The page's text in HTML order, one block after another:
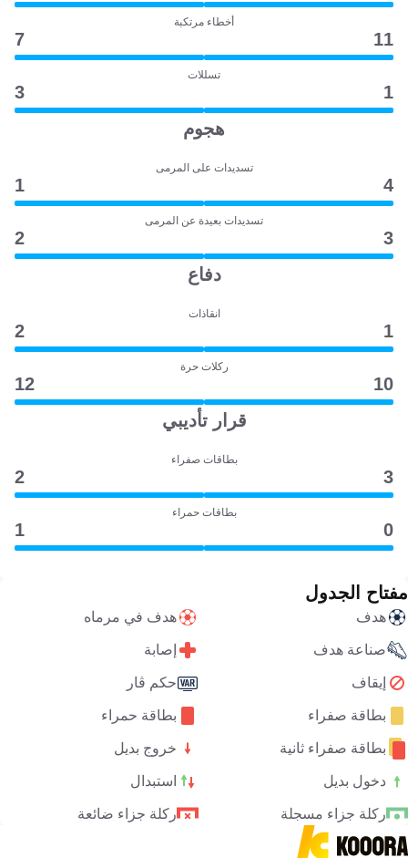
أخطاء مرتكبة
11
7
تسللات
1
3
هجوم
تسديدات على المرمى
4
1
تسديدات بعيدة عن المرمى
3
2
دفاع
انقاذات
1
2
ركلات حرة
10
12
قرار تأديبي
بطاقات صفراء
3
2
بطاقات حمراء
0
1
مفتاح الجدول
هدف هدف في مرماه
صناعة هدف إصابة
إيقاف حكم ڤار
بطاقة صفراء بطاقة حمراء
بطاقة صفراء ثانية خروج بديل
دخول بديل استبدال
ركلة جزاء مسجلة ركلة جزاء ضائعة